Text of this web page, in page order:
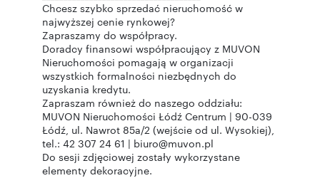
Chcesz szybko sprzedać nieruchomość w
najwyższej cenie rynkowej?
Zapraszamy do współpracy.
Doradcy finansowi współpracujący z MUVON
Nieruchomości pomagają w organizacji
wszystkich formalności niezbędnych do
uzyskania kredytu.
Zapraszam również do naszego oddziału:
MUVON Nieruchomości Łódź Centrum | 90-039
Łódź, ul. Nawrot 85a/2 (wejście od ul. Wysokiej),
tel.: 42 307 24 61 | biuro@muvon.pl
Do sesji zdjęciowej zostały wykorzystane
elementy dekoracyjne.